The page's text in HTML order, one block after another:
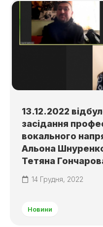
13.12.2022
засідання
вокального
Альона
Тетяна
14 Грудня, 2022
Новини